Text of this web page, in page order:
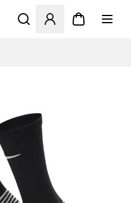
Ανοίγει ένα Modal για να